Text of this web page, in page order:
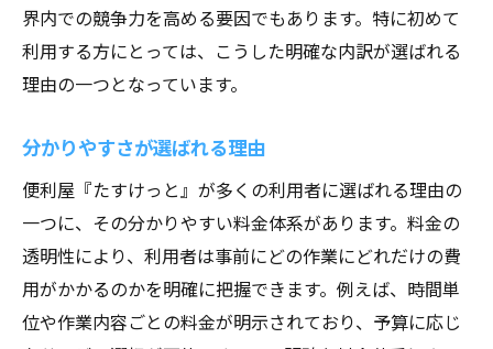
界内での競争力を高める要因でもあります。特に初めて
利用する方にとっては、こうした明確な内訳が選ばれる
理由の一つとなっています。
分かりやすさが選ばれる理由
便利屋『たすけっと』が多くの利用者に選ばれる理由の
一つに、その分かりやすい料金体系があります。料金の
透明性により、利用者は事前にどの作業にどれだけの費
用がかかるのかを明確に把握できます。例えば、時間単
位や作業内容ごとの料金が明示されており、予算に応じ